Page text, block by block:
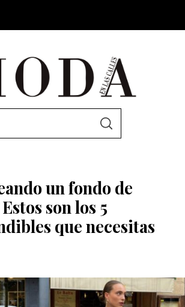
S
un fondo de
son los 5
que necesitas